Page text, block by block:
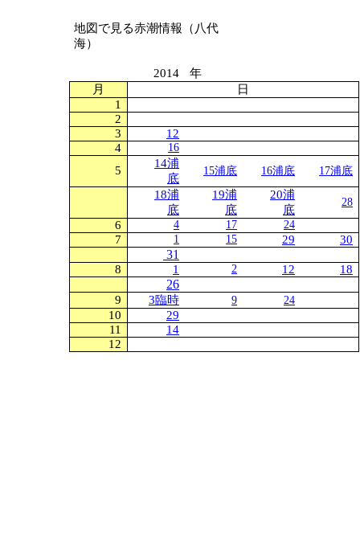
地図で見る赤潮情報（八代
海）
2014
年
月
日
1
2
3
12
4
16
5
14浦
底
15浦底 16浦底 17浦底
18浦
底
19浦
底
20浦
底
28
6 4 17 24
7 1 15 29 30
31
8 1 2 12 18
26
9 3臨時 9 24
10
29
11
14
12